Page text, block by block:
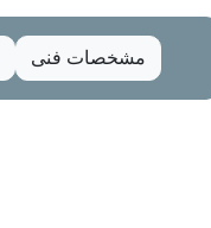
مشخصات فنی